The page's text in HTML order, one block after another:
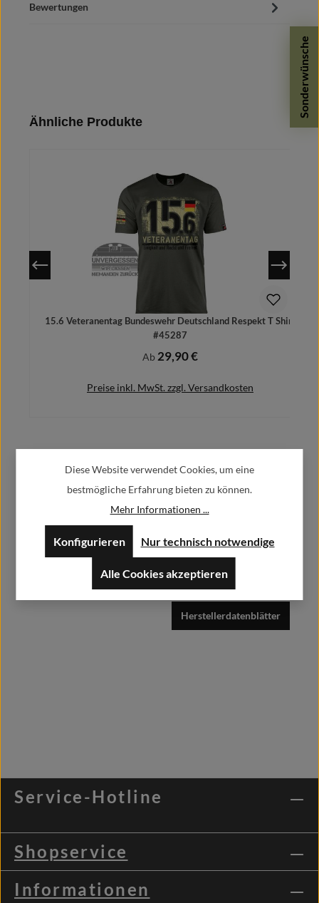
Sonderwünsche
Bewertungen
Produktgalerie überspringen
Ähnliche Produkte
15.6 Veteranentag Bundeswehr Deutschland Respekt T Shirt
#45287
Regulärer Preis:
Ab 29,90 €
Preise inkl. MwSt. zzgl. Versandkosten
Alfa GmbH / Alfashirt
Weisweilerstr.20-22
info@alfashirt.de
Herstellerdatenblätter
Service-Hotline
Shopservice
Informationen
Diese Website verwendet Cookies, um eine
bestmögliche Erfahrung bieten zu können.
Mehr Informationen ...
Nur technisch notwendige
Konfigurieren
Alle Cookies akzeptieren